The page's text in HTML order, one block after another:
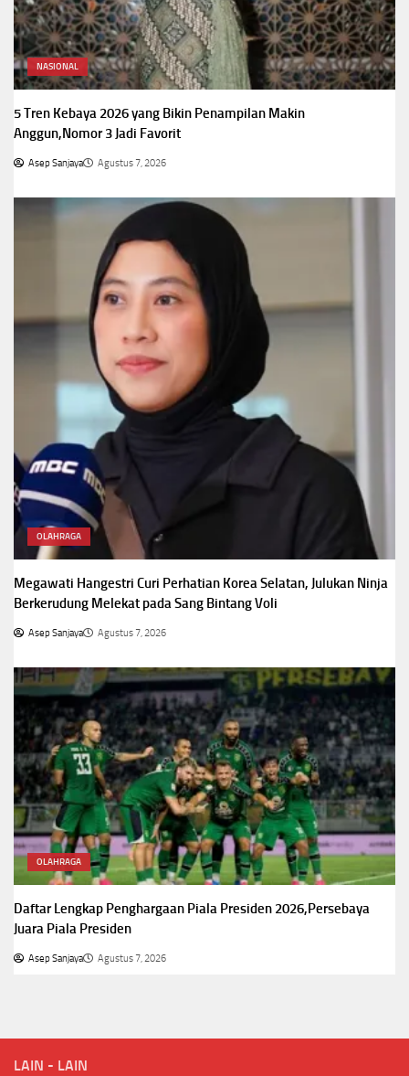
NASIONAL
5 Tren Kebaya 2026 yang Bikin Penampilan Makin
Anggun,Nomor 3 Jadi Favorit
Asep Sanjaya Agustus 7, 2026
OLAHRAGA
Megawati Hangestri Curi Perhatian Korea Selatan, Julukan Ninja
Berkerudung Melekat pada Sang Bintang Voli
Asep Sanjaya Agustus 7, 2026
OLAHRAGA
Daftar Lengkap Penghargaan Piala Presiden 2026,Persebaya
Juara Piala Presiden
Asep Sanjaya Agustus 7, 2026
LAIN - LAIN